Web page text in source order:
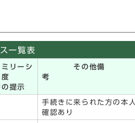
一覧表
リーシ
提示
その他備
考
手続きに来られた方の本人
確認あり